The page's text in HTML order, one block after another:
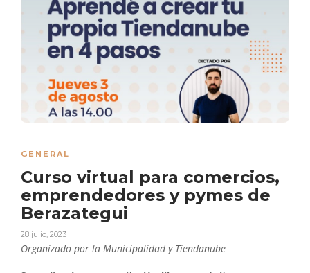
GENERAL
Curso virtual para comercios,
emprendedores y pymes de
Berazategui
28 julio, 2023
Organizado por la Municipalidad y Tiendanube